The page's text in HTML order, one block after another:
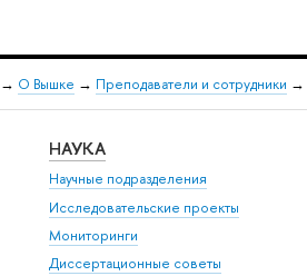
→ О Вышке → Преподаватели и сотрудники →
НАУКА
Научные подразделения
Исследовательские проекты
Мониторинги
Диссертационные советы